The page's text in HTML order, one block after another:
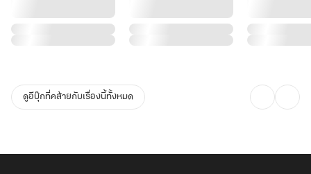
ดูอีบุ๊กที่คล้ายกับเรื่องนี้ทั้งหมด